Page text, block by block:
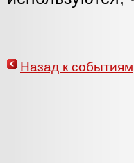
Назад к событиям